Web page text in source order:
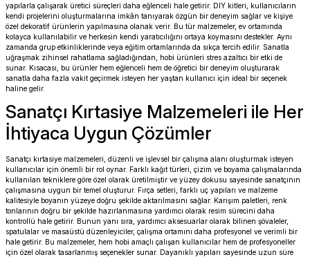
yapılarla çalışarak üretici süreçleri daha eğlenceli hale getirir. DIY kitleri, kullanıcıların
kendi projelerini oluşturmalarına imkân tanıyarak özgün bir deneyim sağlar ve kişiye
özel dekoratif ürünlerin yapılmasına olanak verir. Bu tür malzemeler, ev ortamında
kolayca kullanılabilir ve herkesin kendi yaratıcılığını ortaya koymasını destekler. Aynı
zamanda grup etkinliklerinde veya eğitim ortamlarında da sıkça tercih edilir. Sanatla
uğraşmak zihinsel rahatlama sağladığından, hobi ürünleri stres azaltıcı bir etki de
sunar. Kısacası, bu ürünler hem eğlenceli hem de öğretici bir deneyim oluşturarak
sanatla daha fazla vakit geçirmek isteyen her yaştan kullanıcı için ideal bir seçenek
haline gelir.
Sanatçı Kırtasiye Malzemeleri ile Her
İhtiyaca Uygun Çözümler
Sanatçı kırtasiye malzemeleri, düzenli ve işlevsel bir çalışma alanı oluşturmak isteyen
kullanıcılar için önemli bir rol oynar. Farklı kağıt türleri, çizim ve boyama çalışmalarında
kullanılan tekniklere göre özel olarak üretilmiştir ve yüzey dokusu sayesinde sanatçının
çalışmasına uygun bir temel oluşturur. Fırça setleri, farklı uç yapıları ve malzeme
kalitesiyle boyanın yüzeye doğru şekilde aktarılmasını sağlar. Karışım paletleri, renk
tonlarının doğru bir şekilde hazırlanmasına yardımcı olarak resim sürecini daha
kontrollü hale getirir. Bunun yanı sıra, yardımcı aksesuarlar olarak bilinen şövaleler,
spatulalar ve masaüstü düzenleyiciler, çalışma ortamını daha profesyonel ve verimli bir
hale getirir. Bu malzemeler, hem hobi amaçlı çalışan kullanıcılar hem de profesyoneller
için özel olarak tasarlanmış seçenekler sunar. Dayanıklı yapıları sayesinde uzun süre